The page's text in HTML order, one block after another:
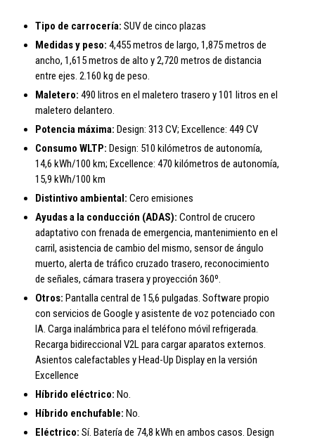
Tipo de carrocería: SUV de cinco plazas
Medidas y peso: 4,455 metros de largo, 1,875 metros de
ancho, 1,615 metros de alto y 2,720 metros de distancia
entre ejes. 2.160 kg de peso.
Maletero: 490 litros en el maletero trasero y 101 litros en el
maletero delantero.
Potencia máxima: Design: 313 CV; Excellence: 449 CV
Consumo WLTP: Design: 510 kilómetros de autonomía,
14,6 kWh/100 km; Excellence: 470 kilómetros de autonomía,
15,9 kWh/100 km
Distintivo ambiental: Cero emisiones
Ayudas a la conducción (ADAS): Control de crucero
adaptativo con frenada de emergencia, mantenimiento en el
carril, asistencia de cambio del mismo, sensor de ángulo
muerto, alerta de tráfico cruzado trasero, reconocimiento
de señales, cámara trasera y proyección 360º.
Otros: Pantalla central de 15,6 pulgadas. Software propio
con servicios de Google y asistente de voz potenciado con
IA. Carga inalámbrica para el teléfono móvil refrigerada.
Recarga bidireccional V2L para cargar aparatos externos.
Asientos calefactables y Head-Up Display en la versión
Excellence
Híbrido eléctrico: No.
Híbrido enchufable: No.
Eléctrico: Sí. Batería de 74,8 kWh en ambos casos. Design